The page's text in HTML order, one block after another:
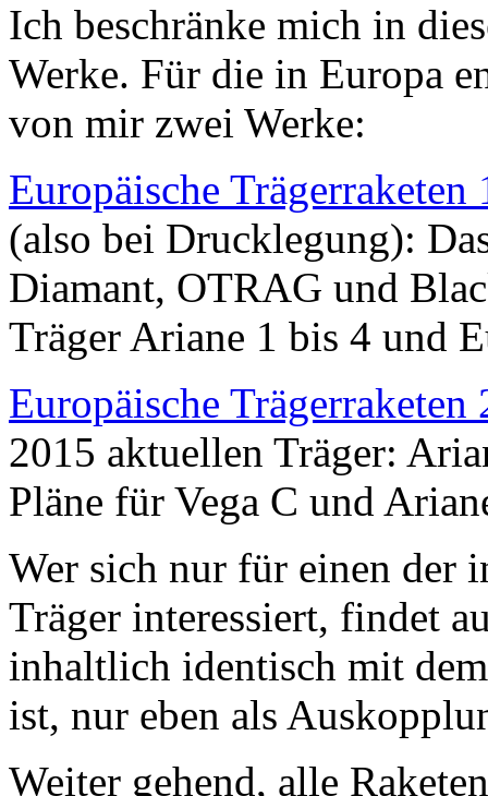
Ich beschränke mich in
Werke. Für die in Europa
von mir zwei Werke:
Europäische Trägerraketen
(also bei Drucklegung):
Diamant, OTRAG und
Träger Ariane 1 bis 4 und
Europäische Trägerraketen
2015 aktuellen Träger:
Pläne für Vega C und
Wer sich nur für einen der
Träger interessiert, findet
inhaltlich identisch mit
ist, nur eben als
Weiter gehend, alle